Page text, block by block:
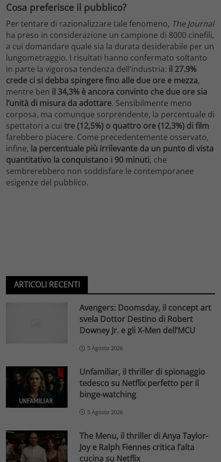
Cosa preferisce il pubblico?
Per tentare di razionalizzare tale fenomeno, The Journal
ha preso in considerazione un campione di 8000 cinefili,
a cui domandare quale sia la durata desiderabile per un
lungometraggio. I risultati hanno confermato soltanto
in parte la vigorosa tendenza dell’industria: il 27.9%
crede ci si debba spingerefino alle due ore e mezza,
mentre ben il 34,3% è ancora convinto che due ore sia
l’unità di misura da adottare. Sensibilmente meno
corposa, ma comunque sorprendente, la percentuale di
spettatori a cui tre (12,5%) o quattro ore (12,3%) di film
farebbero piacere. Come precedentemente osservato,
infine, la percentuale più irrilevante da un punto di vista
quantitativo la conquistano i 90 minuti, che
sembrerebbero non soddisfare le contemporanee
esigenze del pubblico.
ARTICOLI RECENTI
Avengers: Doomsday, il concept art
svela Dottor Destino di Robert
Downey Jr. e gli X-Men dell’MCU
5 Agosto 2026
Unfamiliar, il thriller di spionaggio
tedesco su Netflix perfetto per il
binge-watching
5 Agosto 2026
The Menu, il thriller di Anya Taylor-
Joy e Ralph Fiennes critica l’alta
cucina su Netflix